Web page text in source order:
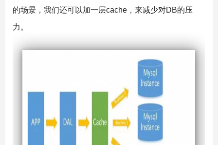
的场景，我们还可以加一层cache，来减少对DB的压
力。